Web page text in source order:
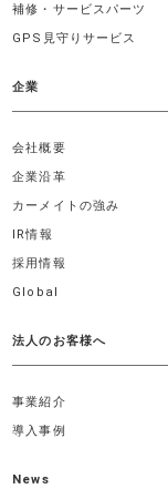
補修・サービスパーツ
GPS見守りサービス
企業
会社概要
企業沿革
カーメイトの強み
IR情報
採用情報
Global
法人のお客様へ
事業紹介
導入事例
News